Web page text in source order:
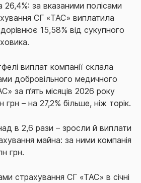
за вказаними полісами
СГ «ТАС» виплатила
15,58% від сукупного
виплат компанії склала
добровільного медичного
за п’ять місяців 2026 року
– на 27,2% більше, ніж торік.
в 2,6 рази – зросли й виплати
майна: за ними компанія
грн.
страхування СГ «ТАС» в січні